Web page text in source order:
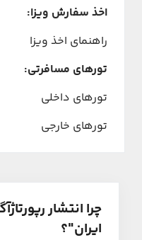
اخذ سفارش ویزا:
راهنمای اخذ ویزا
تورهای مسافرتی:
تورهای داخلی
تورهای خارجی
چرا انتشار
ایران"؟